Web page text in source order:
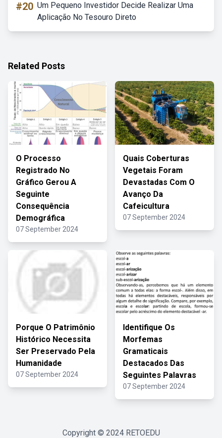
#20 Um Pequeno Investidor Decide Realizar Uma
Aplicação No Tesouro Direto
Related Posts
O Processo
Registrado No
Gráfico Gerou A
Seguinte
Consequência
Demográfica
07 September 2024
Quais Coberturas
Vegetais Foram
Devastadas Com O
Avanço Da
Cafeicultura
07 September 2024
Porque O Patrimônio
Histórico Necessita
Ser Preservado Pela
Humanidade
07 September 2024
Identifique Os
Morfemas
Gramaticais
Destacados Das
Seguintes Palavras
07 September 2024
Copyright © 2024 RETOEDU